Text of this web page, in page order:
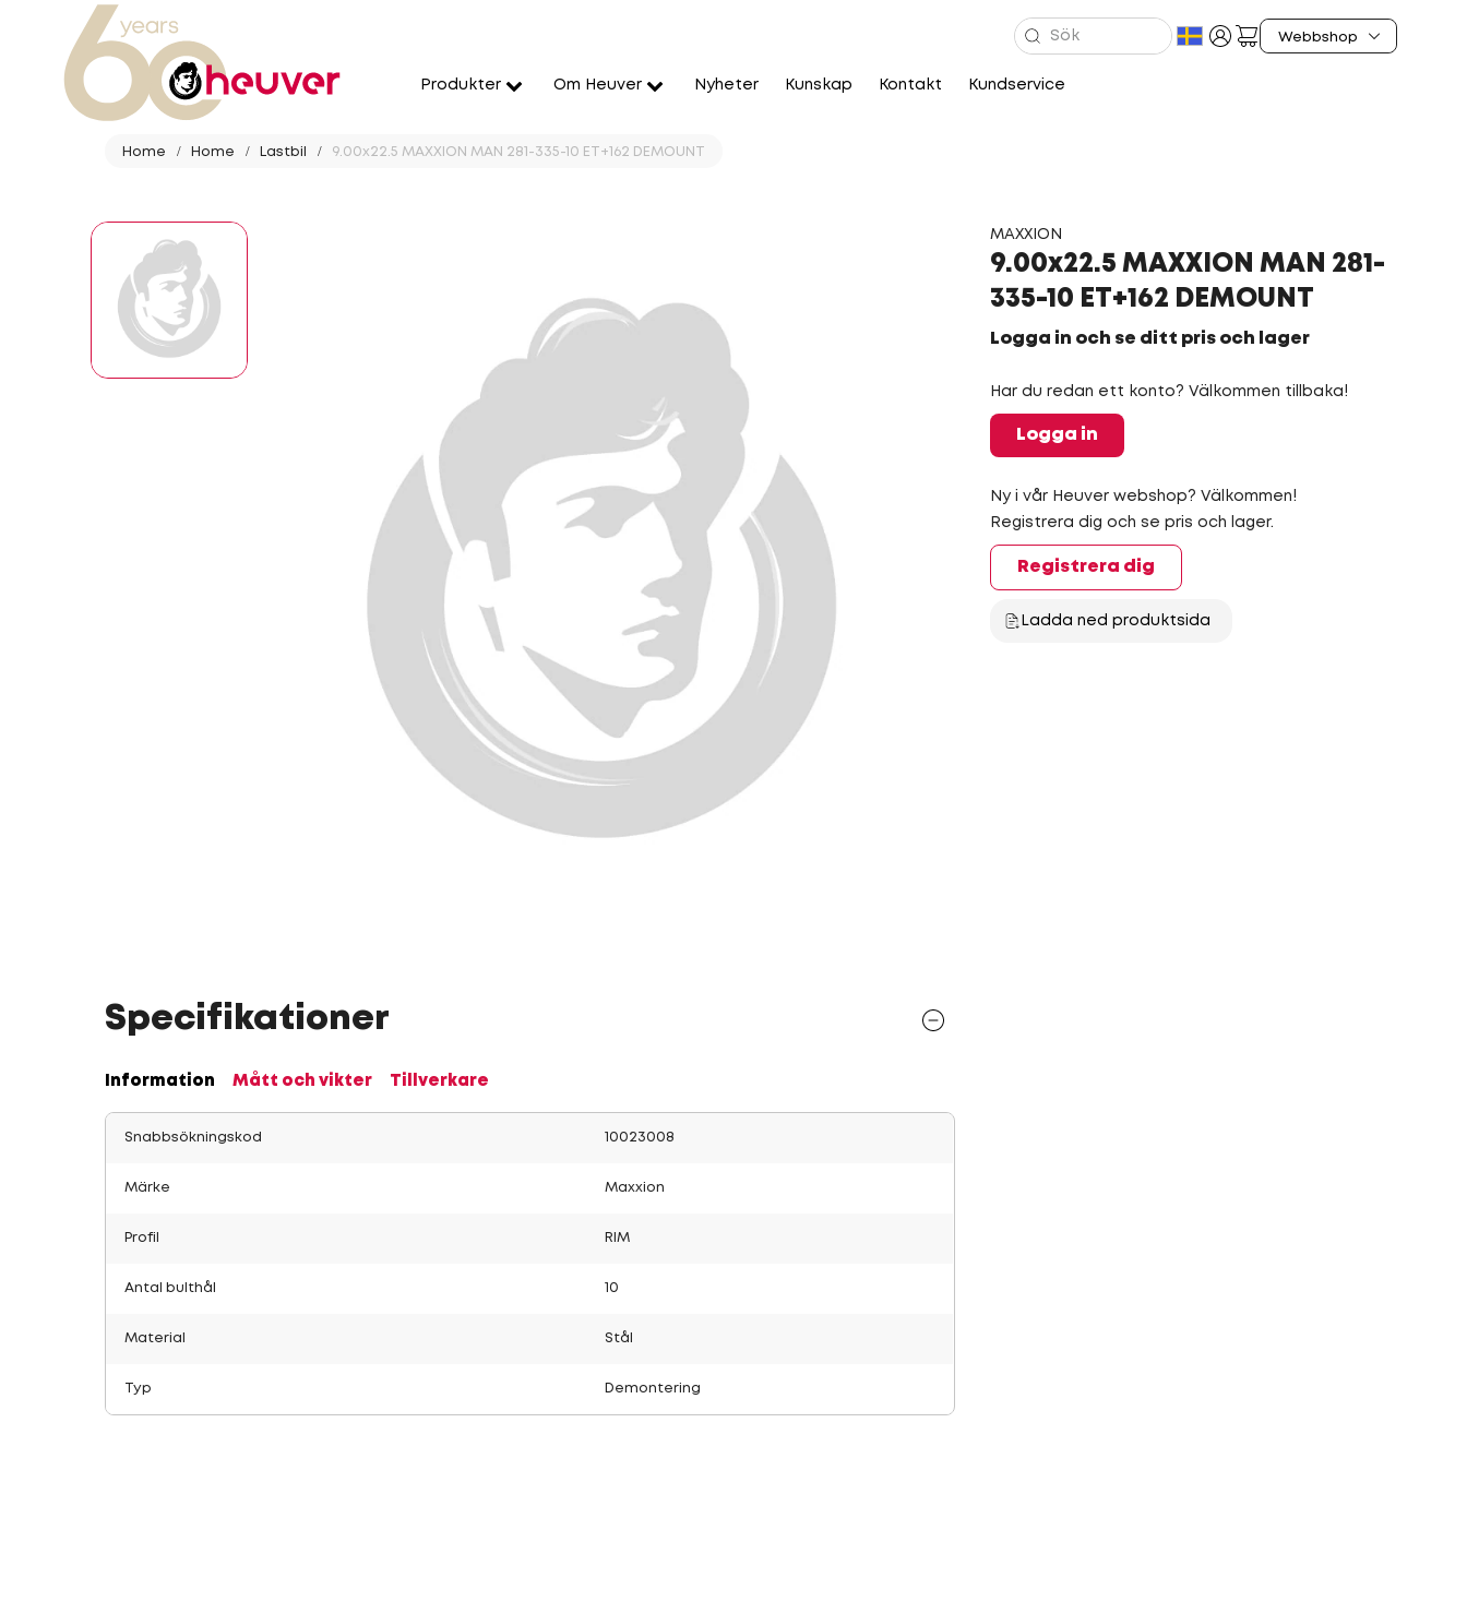
Produkter Om Heuver Nyheter Kunskap Kontakt Kundservice
Home Home Lastbil 9.00x22.5 MAXXION MAN 281-335-10 ET+162 DEMOUNT
MAXXION
9.00x22.5 MAXXION MAN 281-
335-10 ET+162 DEMOUNT
Logga in och se ditt pris och lager
Har du redan ett konto? Välkommen tillbaka!
Logga in
Ny i vår Heuver webshop? Välkommen!
Registrera dig och se pris och lager.
Registrera dig
Ladda ned produktsida
Specifikationer
Information Mått och vikter Tillverkare
Snabbsökningskod 10023008
Märke Maxxion
Profil RIM
Antal bulthål 10
Material Stål
Typ Demontering